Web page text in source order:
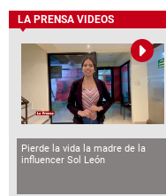
LA PRENSA VIDEOS
Pierde la vida la madre de la
influencer Sol León